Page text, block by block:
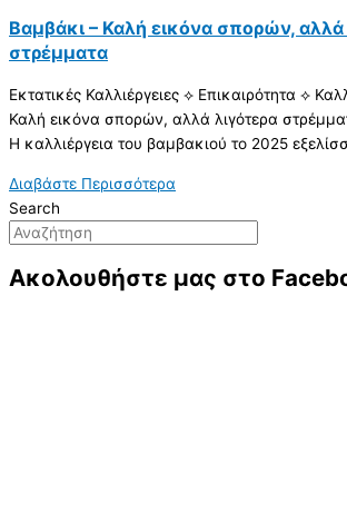
Βαμβάκι – Καλή εικόνα σπορών, αλλά
στρέμματα
Εκτατικές Καλλιέργειες ⟡ Επικαιρότητα ⟡
Καλή εικόνα σπορών, αλλά λιγότερα
Η καλλιέργεια του βαμβακιού το 2025
Διαβάστε Περισσότερα
Search
Ακολουθήστε μας στο